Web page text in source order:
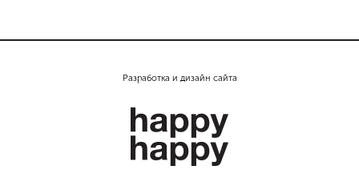
Разработка и дизайн сайта